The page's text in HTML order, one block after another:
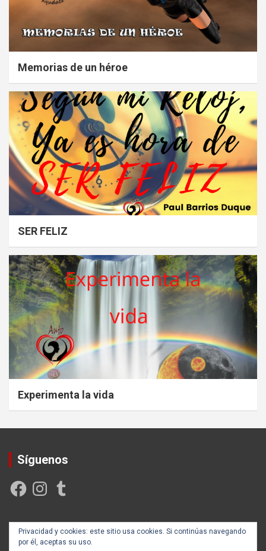
Memorias de un héroe
SER FELIZ
Experimenta la vida
Síguenos
FacebookInstagramTumblr
Privacidad y cookies: este sitio usa cookies. Si continúas navegando
por él, aceptas su uso.
Creada y posicionada por Rogama Informática